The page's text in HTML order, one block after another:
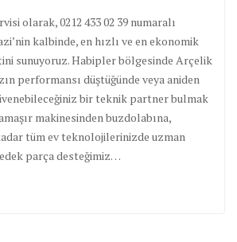
olarak, 0212 433 02 39 numaralı
kalbinde, en hızlı ve en ekonomik
sunuyoruz. Habipler bölgesinde Arçelik
performansı düştüğünde veya aniden
bir teknik partner bulmak
makinesinden buzdolabına,
tüm ev teknolojilerinizde uzman
parça desteğimiz…